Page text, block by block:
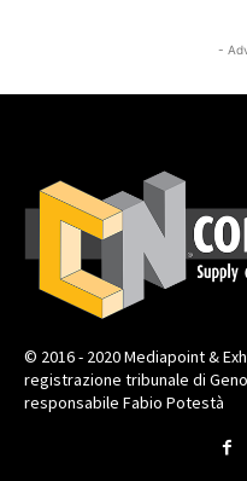
-
© 2016 - 2020 Mediapoint &
registrazione tribunale di
responsabile Fabio Potestà